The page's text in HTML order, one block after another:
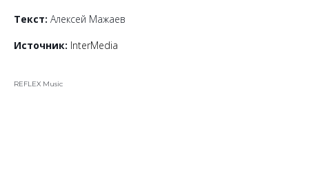
Текст: Алексей Мажаев
Источник: InterMedia
REFLEX Music